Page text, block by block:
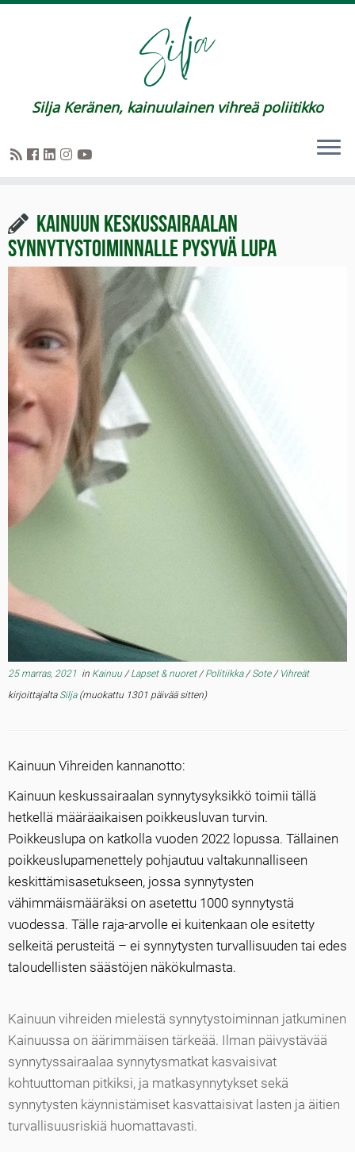
Silja Keränen, kainuulainen vihreä poliitikko
Kainuun keskussairaalan
synnytystoiminnalle pysyvä lupa
25 marras, 2021 in Kainuu /Lapset & nuoret/Politiikka/Sote/ Vihreät
kirjoittajalta Silja(muokattu 1301 päivää sitten)
Kainuun Vihreiden kannanotto:
Kainuun keskussairaalan synnytysyksikkö toimii tällä
hetkellä määräaikaisen poikkeusluvan turvin.
Poikkeuslupa on katkolla vuoden 2022 lopussa. Tällainen
poikkeuslupamenettely pohjautuu valtakunnalliseen
keskittämisasetukseen, jossa synnytysten
vähimmäismääräksi on asetettu 1000 synnytystä
vuodessa. Tälle raja-arvolle ei kuitenkaan ole esitetty
selkeitä perusteitä – ei synnytysten turvallisuuden tai edes
taloudellisten säästöjen näkökulmasta.
Kainuun vihreiden mielestä synnytystoiminnan jatkuminen
Kainuussa on äärimmäisen tärkeää. Ilman päivystävää
synnytyssairaalaa synnytysmatkat kasvaisivat
kohtuuttoman pitkiksi, ja matkasynnytykset sekä
synnytysten käynnistämiset kasvattaisivat lasten ja äitien
turvallisuusriskiä huomattavasti.